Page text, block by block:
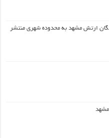
ارتش مشهد به محدوده شهری منتشر